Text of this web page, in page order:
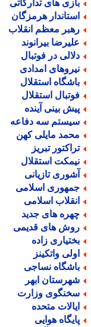
های تدارکاتی
هرمزگان
معظم انقلاب
بیرانوند
در فوتبال
امدادی
استقلال
استقلال
بینی آینده
سه دفاعه
مایلی کهن
تبریز
استقلال
تازیانی
اسلامی
اسلامی
های جدید
های قدیمی
زاده
واتکینز
نساجی
ابهر
وزارت
متحده
هوایی